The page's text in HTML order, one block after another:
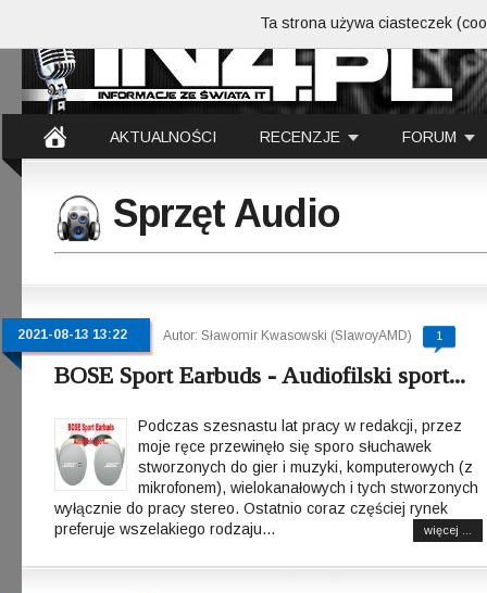
AKTUALNOŚCI RECENZJE FORUM
Sprzęt Audio
2021-08-13 13:22 Autor: Sławomir Kwasowski (SlawoyAMD) 1
BOSE Sport Earbuds - Audiofilski sport...
Podczas szesnastu lat pracy w redakcji, przez
moje ręce przewinęło się sporo słuchawek
stworzonych do gier i muzyki, komputerowych (z
mikrofonem), wielokanałowych i tych stworzonych
wyłącznie do pracy stereo. Ostatnio coraz częściej rynek
preferuje wszelakiego rodzaju...
więcej ...
Ta strona używa ciasteczek